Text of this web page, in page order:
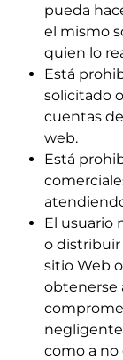
pueda
el mismo
quien lo
Está
solicitado
cuentas
web.
Está
El usuario
o
sitio Web
obtenerse
como a no